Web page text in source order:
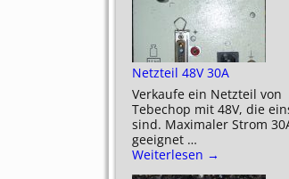
Netzteil 48V 30A
Verkaufe ein Netzteil von
Tebechop mit 48V, die
sind. Maximaler Strom
geeignet …
Weiterlesen →